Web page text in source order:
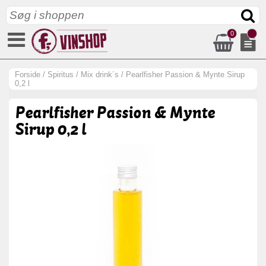
0
Forside / Spiritus / Mix drink´s / Pearlfisher Passion & Mynte Sirup
0,2 l
Pearlfisher Passion & Mynte
Sirup 0,2 l